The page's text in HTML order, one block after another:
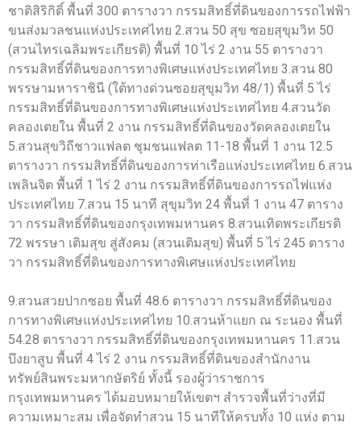
ชาติสิริกิติ์ พื้นที่ 300 ตารางวา กรรมสิทธิ์ที่ดินของการรถไฟฟ้า
ขนส่งมวลชนแห่งประเทศไทย 2.สวน 50 สุข ซอยสุขุมวิท 50
(สวนไทรเฉลิมพระเกียรติ) พื้นที่ 10 ไร่ 2 งาน 55 ตารางวา
กรรมสิทธิ์ที่ดินของการทางพิเศษแห่งประเทศไทย 3.สวน 80
พรรษามหาราชินี (ใต้ทางด่วนซอยสุขุมวิท 48/1) พื้นที่ 5 ไร่
กรรมสิทธิ์ที่ดินของการทางพิเศษแห่งประเทศไทย 4.สวนวัด
คลองเตยใน พื้นที่ 2 งาน กรรมสิทธิ์ที่ดินของวัดคลองเตยใน
5.สวนสุขวิถีชาวแฟลต ชุมชนแฟลต 11-18 พื้นที่ 1 งาน 12.5
ตารางวา กรรมสิทธิ์ที่ดินของการท่าเรือแห่งประเทศไทย 6.สวน
เพลินจิต พื้นที่ 1 ไร่ 2 งาน กรรมสิทธิ์ที่ดินของการรถไฟแห่ง
ประเทศไทย 7.สวน 15 นาที สุขุมวิท 24 พื้นที่ 1 งาน 47 ตาราง
วา กรรมสิทธิ์ที่ดินของกรุงเทพมหานคร 8.สวนเทิดพระเกียรติ
72 พรรษา เติมสุข สู่สังคม (สวนเติมสุข) พื้นที่ 5 ไร่ 245 ตาราง
วา กรรมสิทธิ์ที่ดินของการทางพิเศษแห่งประเทศไทย
9.สวนสวยปากซอย พื้นที่ 48.6 ตารางวา กรรมสิทธิ์ที่ดินของ
การทางพิเศษแห่งประเทศไทย 10.สวนห้าแยก ณ ระนอง พื้นที่
54.28 ตารางวา กรรมสิทธิ์ที่ดินของกรุงเทพมหานคร 11.สวน
บึงยาสูบ พื้นที่ 4 ไร่ 2 งาน กรรมสิทธิ์ที่ดินของสำนักงาน
ทรัพย์สินพระมหากษัตริย์ ทั้งนี้ รองผู้ว่าราชการ
กรุงเทพมหานคร ได้มอบหมายให้เขตฯ สำรวจพื้นที่ว่างที่มี
ความเหมาะสม เพื่อจัดทำสวน 15 นาทีให้ครบทั้ง 10 แห่ง ตาม